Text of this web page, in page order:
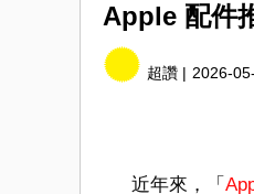
Apple 配件
超讚 | 2026-
近年來，「